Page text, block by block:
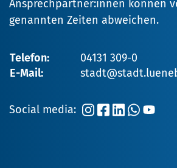
Ansprechpartner:innen können
genannten Zeiten abweichen.
Telefon:
04131 309-0
E-Mail:
Social media: